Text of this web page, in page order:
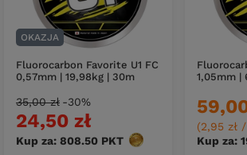
OKAZJA
Fluorocarbon Favorite U1 FC
0,57mm | 19,98kg | 30m
24,50 zł
Kup za: 808.50 PKT punktów
35,00 zł -30%
1,05mm |
(2,95 zł
Kup za: